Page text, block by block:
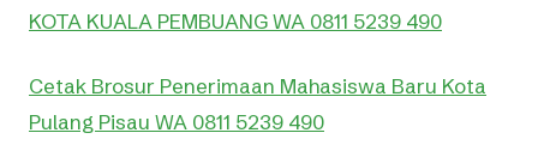
KOTA KUALA PEMBUANG WA 0811 5239 490
Cetak Brosur Penerimaan Mahasiswa Baru Kota
Pulang Pisau WA 0811 5239 490